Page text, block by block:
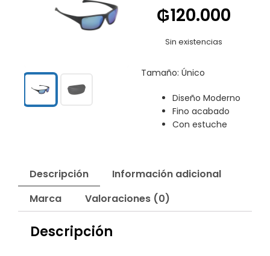
Tamaño: Único
Diseño Moderno
Fino acabado
Con estuche
Sin existencias
₲120.000
Descripción
Información adicional
Marca
Valoraciones (0)
Descripción